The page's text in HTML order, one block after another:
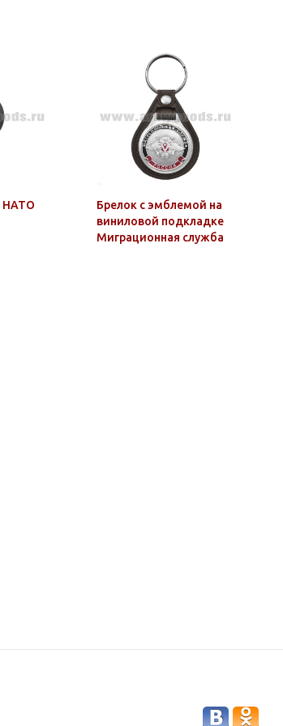
НАТО
Брелок с эмблемой на
виниловой подкладке
Миграционная служба